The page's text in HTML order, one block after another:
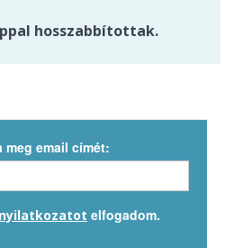
hosszabbítottak.
meg email címét:
elfogadom.